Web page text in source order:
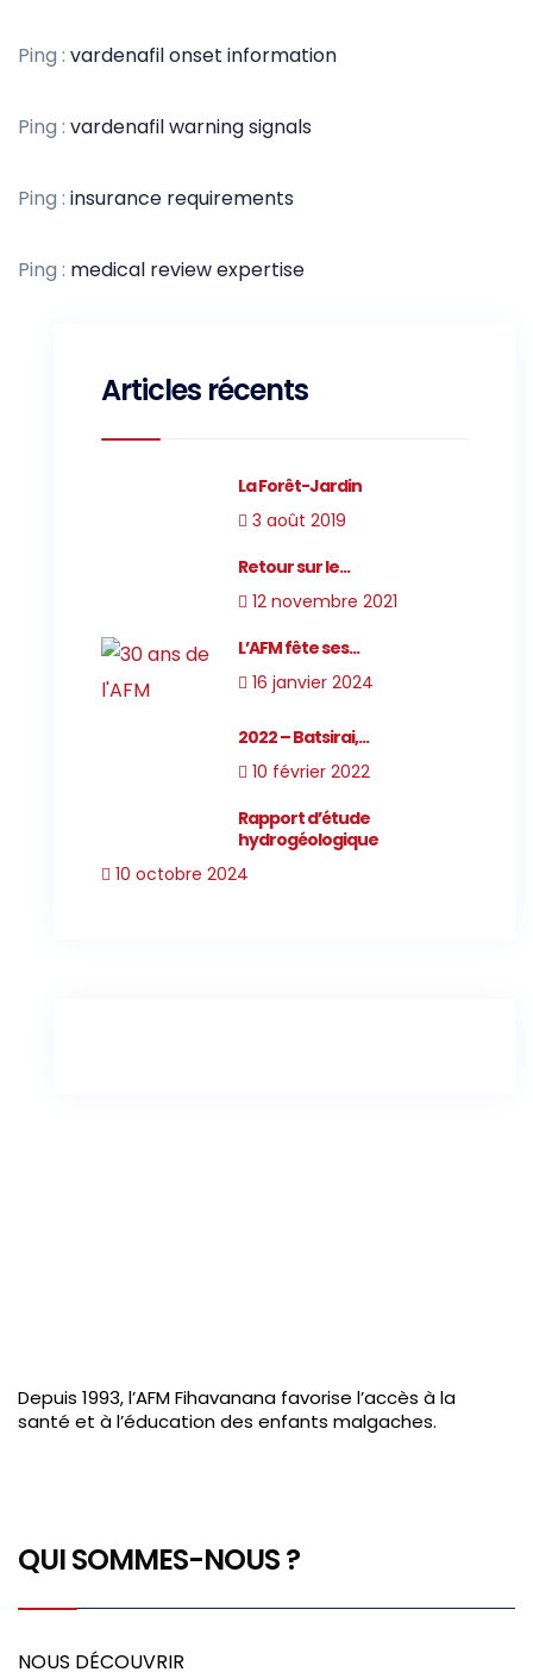
Ping : vardenafil onset information
Ping : vardenafil warning signals
Ping : insurance requirements
Ping : medical review expertise
Articles récents
La Forêt-Jardin
3 août 2019
Retour sur le...
12 novembre 2021
L’AFM fête ses...
16 janvier 2024
2022 – Batsirai,...
10 février 2022
Rapport d’étude
hydrogéologique
10 octobre 2024
Depuis 1993, l’AFM Fihavanana favorise l’accès à la
santé et à l’éducation des enfants malgaches.
QUI SOMMES-NOUS ?
NOUS DÉCOUVRIR